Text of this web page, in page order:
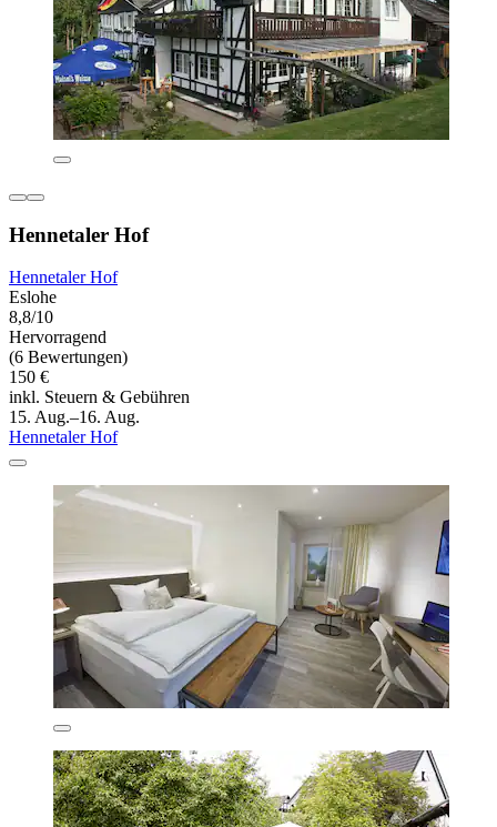
Hennetaler Hof
Hennetaler Hof
Eslohe
8,8/10
Hervorragend
(6 Bewertungen)
150 €
inkl. Steuern & Gebühren
15. Aug.–16. Aug.
Hennetaler Hof